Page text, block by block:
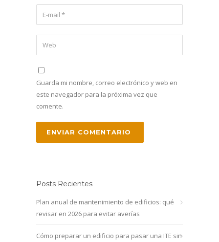
Guarda mi nombre, correo electrónico y web en
este navegador para la próxima vez que
comente.
Posts Recientes
Plan anual de mantenimiento de edificios: qué
revisar en 2026 para evitar averías
Cómo preparar un edificio para pasar una ITE sin